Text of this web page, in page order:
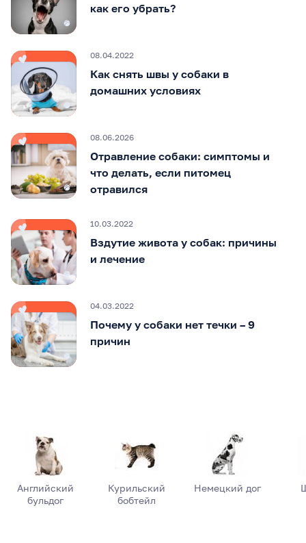
как его убрать?
08.04.2022
Как снять швы у собаки в
домашних условиях
08.06.2026
Отравление собаки: симптомы и
что делать, если питомец
отравился
10.03.2022
Вздутие живота у собак: причины
и лечение
04.03.2022
Почему у собаки нет течки – 9
причин
Английский
бульдог
Курильский
бобтейл
Немецкий дог